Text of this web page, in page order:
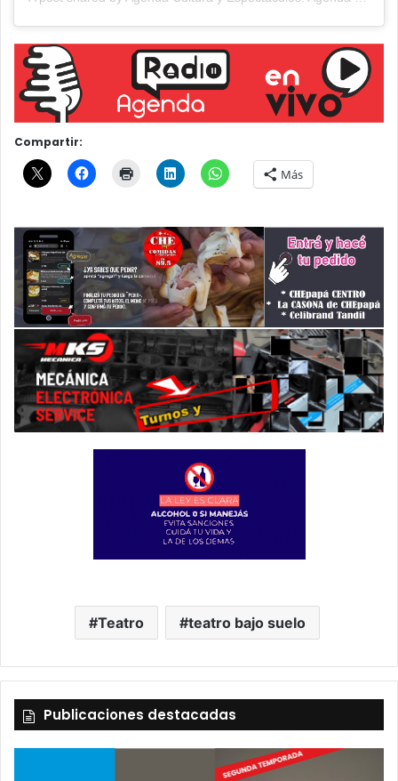
Compartir:
Más
Teatro teatro bajo suelo
Publicaciones destacadas